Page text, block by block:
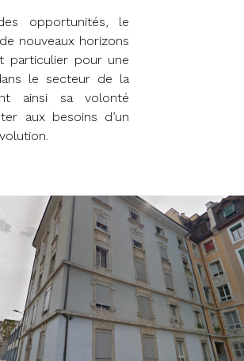
opportunités, le
nouveaux horizons
particulier pour une
le secteur de la
ainsi sa volonté
aux besoins d’un